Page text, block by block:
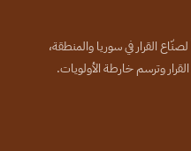
القرار في سوريا والمنطقة،
وترسم خارطة الأولويات.